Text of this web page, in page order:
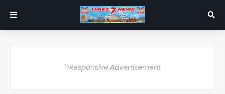
">Responsive Advertisement